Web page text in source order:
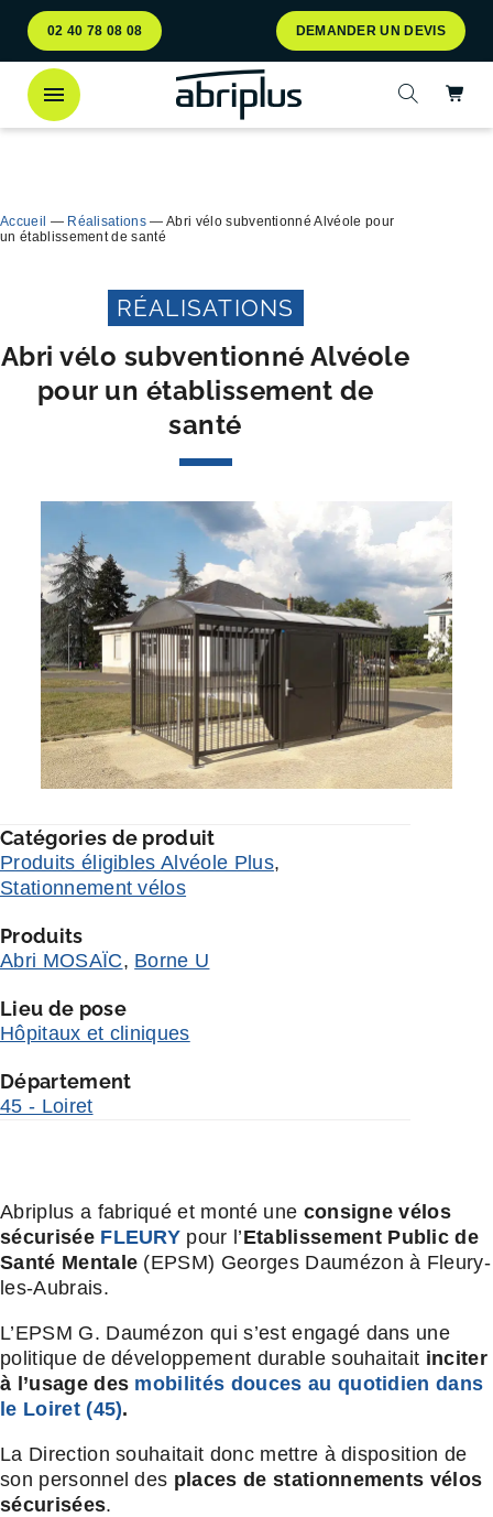
Aller
au
menu
Aller au
contenu
02 40 78 08 08 DEMANDER UN DEVIS
Ouvrir la
Accueil — Réalisations —Abri vélo subventionné Alvéole pour
un établissement de santé
RÉALISATIONS
Abri vélo subventionné Alvéole
pour un établissement de
santé
Catégories de produit
Produits éligibles Alvéole Plus,
Stationnement vélos
Produits
Abri MOSAÏC, Borne U
Lieu de pose
Hôpitaux et cliniques
Département
45 - Loiret
Abriplus a fabriqué et monté une consigne vélos
sécurisée FLEURY pour l’Etablissement Public de
Santé Mentale (EPSM) Georges Daumézon à Fleury-
les-Aubrais.
L’EPSM G. Daumézon qui s’est engagé dans une
politique de développement durable souhaitait inciter
à l’usage des mobilités douces au quotidien dans
le Loiret (45).
La Direction souhaitait donc mettre à disposition de
son personnel des places de stationnements vélos
sécurisées.